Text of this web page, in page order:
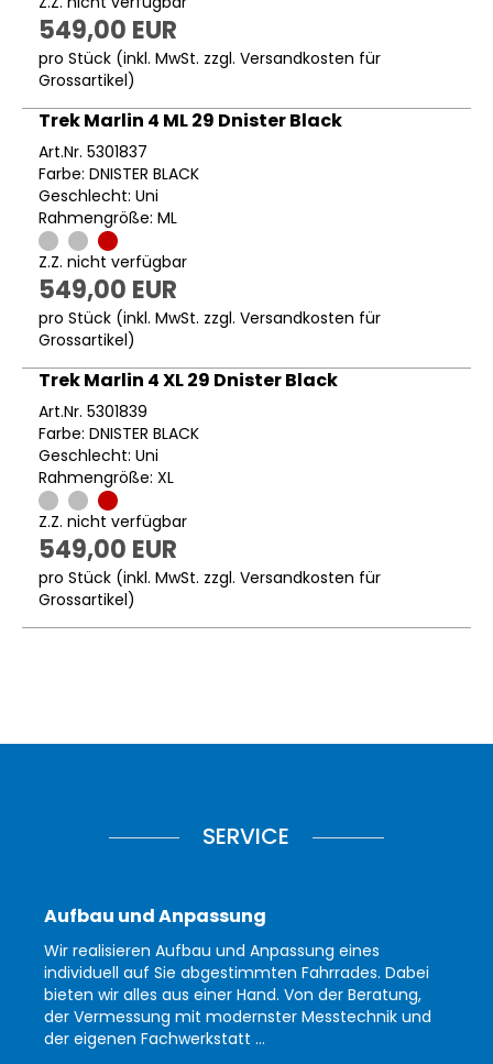
549,00 EUR
pro Stück (inkl. MwSt. zzgl. Versandkosten für
Grossartikel)
Trek Marlin 4 ML 29 Dnister Black
Art.Nr. 5301837
Farbe: DNISTER BLACK
Geschlecht: Uni
Rahmengröße: ML
Z.Z. nicht verfügbar
549,00 EUR
pro Stück (inkl. MwSt. zzgl. Versandkosten für
Grossartikel)
Trek Marlin 4 XL 29 Dnister Black
Art.Nr. 5301839
Farbe: DNISTER BLACK
Geschlecht: Uni
Rahmengröße: XL
Z.Z. nicht verfügbar
549,00 EUR
pro Stück (inkl. MwSt. zzgl. Versandkosten für
Grossartikel)
SERVICE
Aufbau und Anpassung
Wir realisieren Aufbau und Anpassung eines
individuell auf Sie abgestimmten Fahrrades. Dabei
bieten wir alles aus einer Hand. Von der Beratung,
der Vermessung mit modernster Messtechnik und
der eigenen Fachwerkstatt ...